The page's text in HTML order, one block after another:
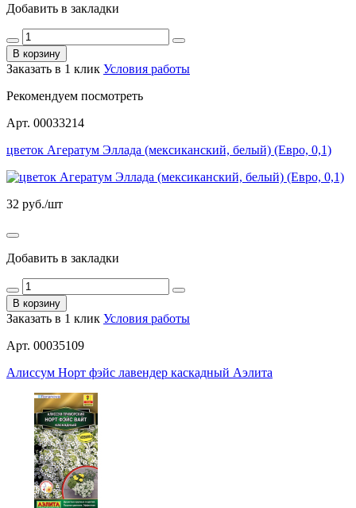
Добавить в закладки
В корзину
Заказать в 1 клик Условия работы
Рекомендуем посмотреть
Арт. 00033214
цветок Агератум Эллада (мексиканский, белый) (Евро, 0,1)
32 руб./шт
Добавить в закладки
В корзину
Заказать в 1 клик Условия работы
Арт. 00035109
Алиссум Норт фэйс лавендер каскадный Аэлита